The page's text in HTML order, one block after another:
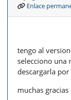
Enlace
tengo al
selecciono una
descargarla
muchas gracias